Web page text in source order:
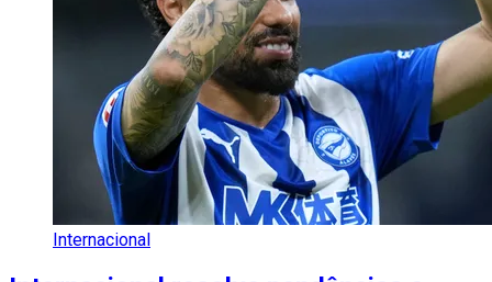
Internacional